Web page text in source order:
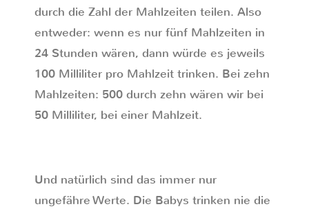
durch die Zahl der Mahlzeiten teilen. Also
entweder: wenn es nur fünf Mahlzeiten in
24 Stunden wären, dann würde es jeweils
100 Milliliter pro Mahlzeit trinken. Bei zehn
Mahlzeiten: 500 durch zehn wären wir bei
50 Milliliter, bei einer Mahlzeit.
Und natürlich sind das immer nur
ungefähre Werte. Die Babys trinken nie die